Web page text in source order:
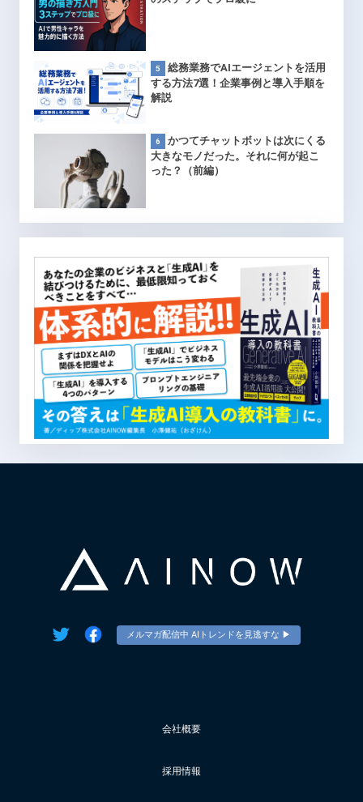
総務業務でAIエージェントを活用
する方法7選！企業事例と導入手順を
解説
かつてチャットボットは次にくる
大きなモノだった。それに何が起こ
った？（前編）
メルマガ配信中 AIトレンドを見逃すな ▶︎
会社概要
採用情報